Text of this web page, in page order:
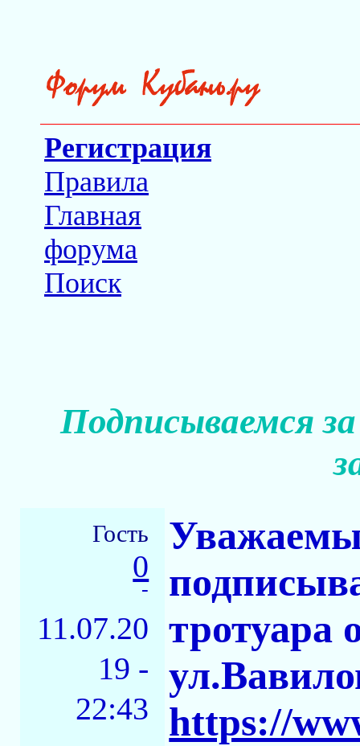
Регистрация
Правила
Главная
форума
Поиск
Подписываемся
Гость
0
-
11.07.20
19 -
22:43
тротуара
https://